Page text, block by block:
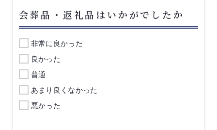
会葬品・返礼品はいかがでしたか
非常に良かった
良かった
普通
あまり良くなかった
悪かった